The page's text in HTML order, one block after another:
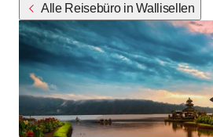
Alle Reisebüro in Wallisellen